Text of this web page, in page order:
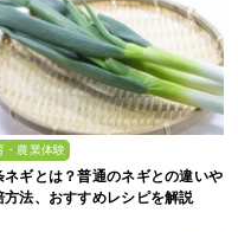
・農業体験
ネギとは？普通のネギとの違いや
方法、おすすめレシピを解説